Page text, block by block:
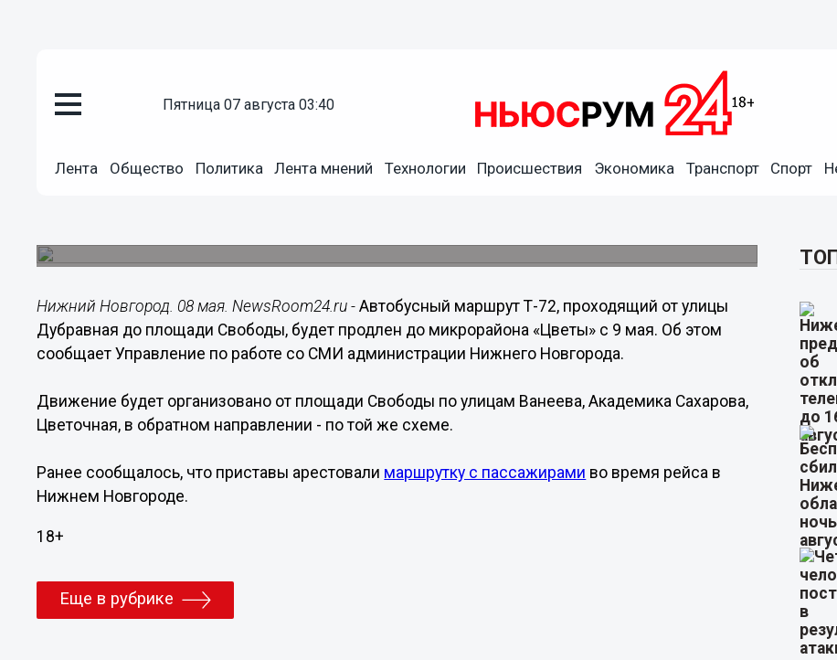
пятница 07 августа 03:40
Лента Общество Политика Лента мнений Технологии Происшествия Экономика Транспорт Спорт
Автобусный маршрут Т-72 будет продлен до микрорайона
Нижний Новгород. 08 мая. NewsRoom24.ru -Автобусный маршрут Т-72, проходящий от улицы
Дубравная до площади Свободы, будет продлен до микрорайона «Цветы» с 9 мая. Об этом
сообщает Управление по работе со СМИ администрации Нижнего Новгорода.
Движение будет организовано от площади Свободы по улицам Ванеева, Академика Сахарова,
Цветочная, в обратном направлении - по той же схеме.
Ранее сообщалось, что приставы арестовали маршрутку с пассажирами во время рейса в
Нижнем Новгороде.
18+
Еще в рубрике